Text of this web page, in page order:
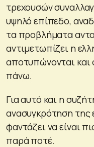
τρεχουσών
υψηλό επίπεδο,
τα προβλήματα
αντιμετωπίζει η
αποτυπώνονται και
πάνω.
Για αυτό και η
ανασυγκρότηση της
φαντάζει να είναι
παρά ποτέ.